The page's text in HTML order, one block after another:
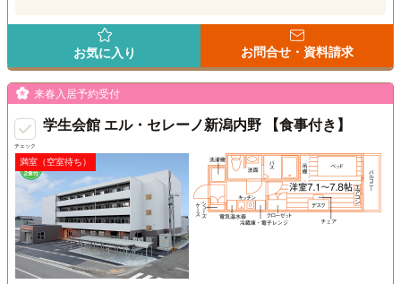
お気に入り お問合せ・資料請求
チェック
来春入居予約受付
学生会館 エル・セレーノ新潟内野 【食事付き】
満室（空室待ち）